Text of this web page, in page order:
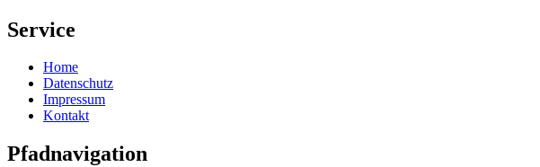
Service
Home
Datenschutz
Impressum
Kontakt
Pfadnavigation